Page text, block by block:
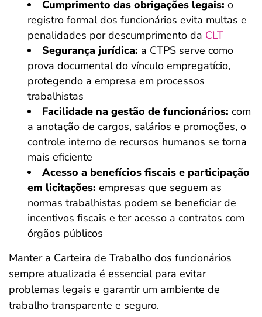
Cumprimento das obrigações legais: o
registro formal dos funcionários evita multas e
penalidades por descumprimento da CLT
Segurança jurídica: a CTPS serve como
prova documental do vínculo empregatício,
protegendo a empresa em processos
trabalhistas
Facilidade na gestão de funcionários: com
a anotação de cargos, salários e promoções, o
controle interno de recursos humanos se torna
mais eficiente
Acesso a benefícios fiscais e participação
em licitações: empresas que seguem as
normas trabalhistas podem se beneficiar de
incentivos fiscais e ter acesso a contratos com
órgãos públicos
Manter a Carteira de Trabalho dos funcionários
sempre atualizada é essencial para evitar
problemas legais e garantir um ambiente de
trabalho transparente e seguro.